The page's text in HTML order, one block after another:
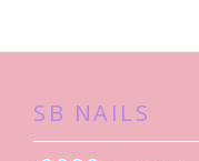
SB NAILS